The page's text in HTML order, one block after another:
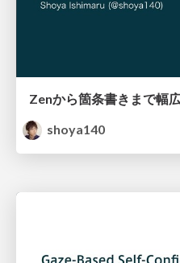
shoya140